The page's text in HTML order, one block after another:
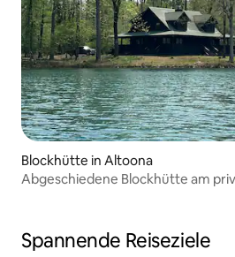
Blockhütte in Altoona
Abgeschiedene Blockhütte am
Spannende Reiseziele